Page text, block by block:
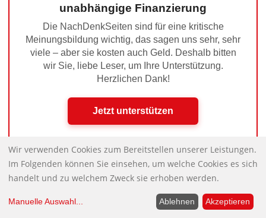
unabhängige Finanzierung
Die NachDenkSeiten sind für eine kritische
Meinungsbildung wichtig, das sagen uns sehr, sehr
viele – aber sie kosten auch Geld. Deshalb bitten
wir Sie, liebe Leser, um Ihre Unterstützung.
Herzlichen Dank!
Jetzt unterstützen
Nächster Beitrag:
Mit ihrer Rolle im Ukrainekrieg riskiert die
Vorheriger Beitrag: Mützenich – ziemlich allein, aber Spitze
Wir verwenden Cookies zum Bereitstellen unserer Leistungen.
Im Folgenden können Sie einsehen, um welche Cookies es sich
handelt und zu welchem Zweck sie erhoben werden.
Manuelle Auswahl... Ablehnen Akzeptieren